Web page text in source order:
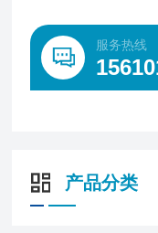
服务热线
产品分类